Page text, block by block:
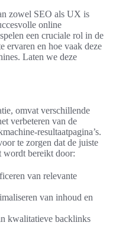
zowel SEO als UX is
online
een cruciale rol in de
ervaren en hoe vaak deze
Laten we deze
omvat verschillende
verbeteren van de
resultaatpagina’s.
te zorgen dat de juiste
wordt bereikt door:
van relevante
van inhoud en
kwalitatieve backlinks